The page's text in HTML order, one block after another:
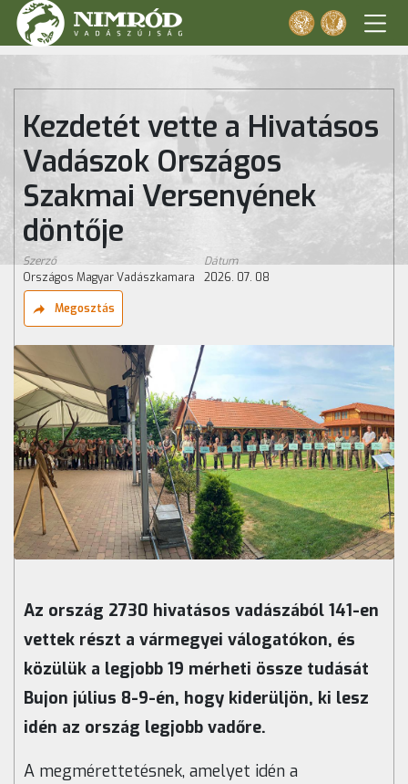
Kezdetét vette a Hivatásos
Vadászok Országos
Szakmai Versenyének
döntője
Szerző
Országos Magyar Vadászkamara
Dátum
2026. 07. 08
Megosztás
Az ország 2730 hivatásos vadászából 141-en
vettek részt a vármegyei válogatókon, és
közülük a legjobb 19 mérheti össze tudását
Bujon július 8-9-én, hogy kiderüljön, ki lesz
idén az ország legjobb vadőre.
A megmérettetésnek, amelyet idén a